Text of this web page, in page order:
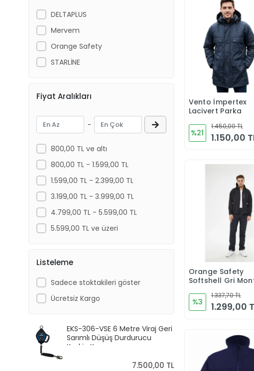
DELTAPLUS
Mervem
Orange Safety
STARLİNE
Fiyat Aralıkları
-
800,00 TL ve altı
800,00 TL - 1.599,00 TL
1.599,00 TL - 2.399,00 TL
3.199,00 TL - 3.999,00 TL
4.799,00 TL - 5.599,00 TL
5.599,00 TL ve üzeri
Listeleme
Sadece stoktakileri göster
Ücretsiz Kargo
EKS-306-VSE 6 Metre Viraj Geri
Sarımlı Düşüş Durdurucu
Keskin Kenar
7.500,00 TL
Sepete
Vento İmpertex
Lacivert Parka
%21
1.450,00 TL
1.150,00
Sepete
Orange Safety
Softshell Gri
%3
1.337,70 TL
1.299,00